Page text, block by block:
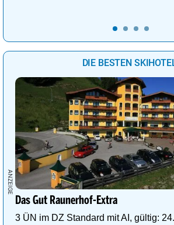
DIE BESTEN
Das Gut Raunerhof-Extra
3 ÜN im DZ Standard mit AI, gültig: